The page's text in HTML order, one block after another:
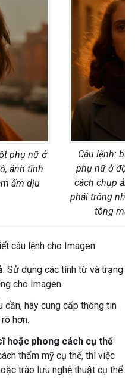
phụ nữ ở
ảnh tĩnh
ấm dịu
Câu lệnh:
phụ nữ ở độ
cách chụp
phải trông như
tông
câu lệnh cho Imagen:
: Sử dụng các tính từ và trạng
cho Imagen.
cần, hãy cung cấp thông tin
hơn.
hoặc phong cách cụ thể:
thẩm mỹ cụ thể, thì việc
trào lưu nghệ thuật cụ thể